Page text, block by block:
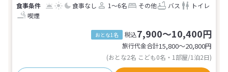
食事なし 1～6名 その他 バス
トイレ
喫煙
おとな1名 税込7,900～10,400円
旅行代金合計15,800〜20,800円
(おとな2名 こども0名・1部屋/1泊2日)